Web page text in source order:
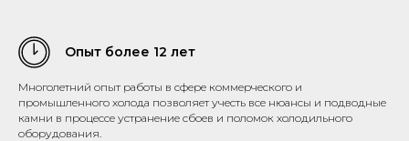
Опыт более 12 лет
Многолетний опыт работы в сфере коммерческого и
промышленного холода позволяет учесть все нюансы и подводные
камни в процессе устранение сбоев и поломок холодильного
оборудования.